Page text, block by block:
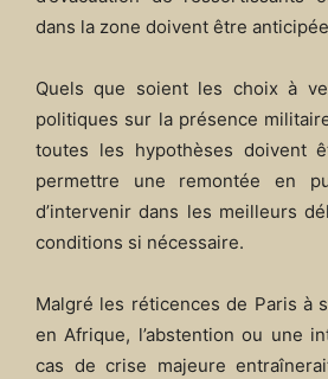
dans la zone doivent être
Quels que soient les choix à
politiques sur la présence
toutes les hypothèses doivent
permettre une remontée en
d’intervenir dans les meilleurs
conditions si nécessaire.
Malgré les réticences de Paris à
en Afrique, l’abstention ou une
cas de crise majeure